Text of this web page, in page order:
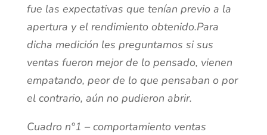
fue las expectativas que tenían previo a la
apertura y el rendimiento obtenido.Para
dicha medición les preguntamos si sus
ventas fueron mejor de lo pensado, vienen
empatando, peor de lo que pensaban o por
el contrario, aún no pudieron abrir.
Cuadro n°1 – comportamiento ventas